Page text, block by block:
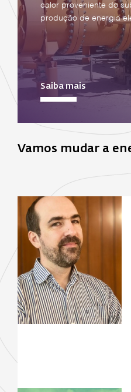
calor proveniente do
produção de energia
Saiba mais
Vamos mudar a